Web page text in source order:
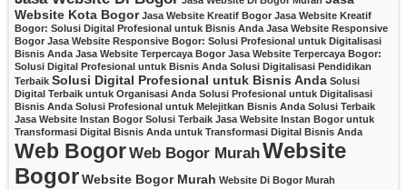
Website Kota Bogor Jasa Website Kreatif Bogor Jasa Website Kreatif
Bogor: Solusi Digital Profesional untuk Bisnis Anda Jasa Website Responsive
Bogor Jasa Website Responsive Bogor: Solusi Profesional untuk Digitalisasi
Bisnis Anda Jasa Website Terpercaya Bogor Jasa Website Terpercaya Bogor:
Solusi Digital Profesional untuk Bisnis Anda Solusi Digitalisasi Pendidikan
Terbaik Solusi Digital Profesional untuk Bisnis Anda Solusi
Digital Terbaik untuk Organisasi Anda Solusi Profesional untuk Digitalisasi
Bisnis Anda Solusi Profesional untuk Melejitkan Bisnis Anda Solusi Terbaik
Jasa Website Instan Bogor Solusi Terbaik Jasa Website Instan Bogor untuk
Transformasi Digital Bisnis Anda untuk Transformasi Digital Bisnis Anda
Web BogorWeb Bogor MurahWebsite
BogorWebsite Bogor Murah Website Di Bogor Murah